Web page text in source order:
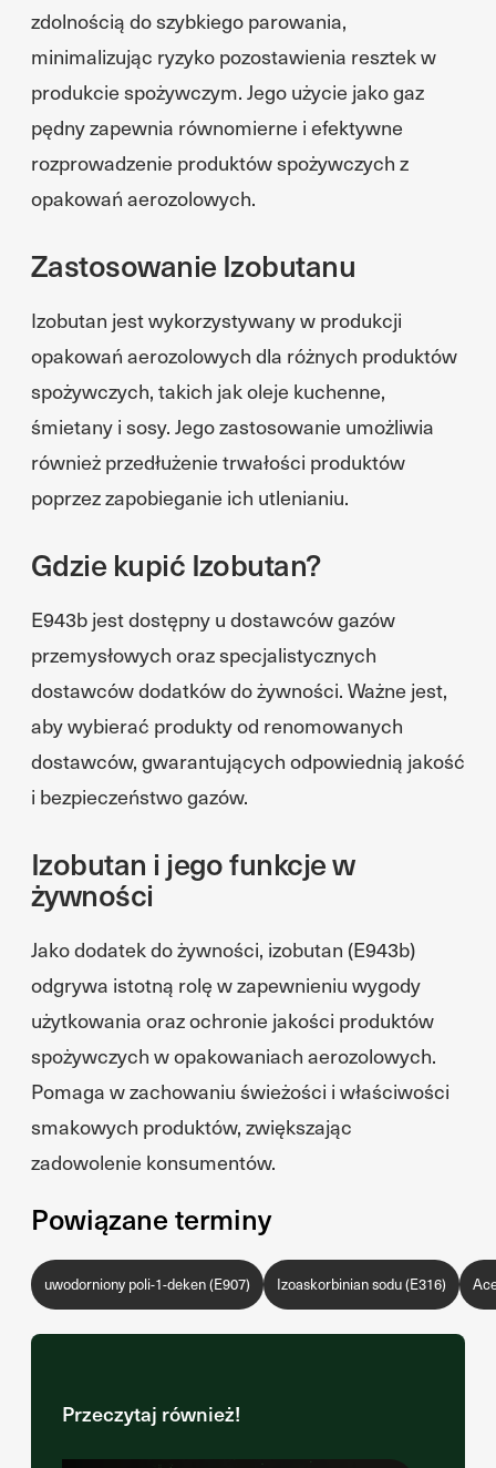
zdolnością do szybkiego parowania,
minimalizując ryzyko pozostawienia resztek w
produkcie spożywczym. Jego użycie jako gaz
pędny zapewnia równomierne i efektywne
rozprowadzenie produktów spożywczych z
opakowań aerozolowych.
Zastosowanie Izobutanu
Izobutan jest wykorzystywany w produkcji
opakowań aerozolowych dla różnych produktów
spożywczych, takich jak oleje kuchenne,
śmietany i sosy. Jego zastosowanie umożliwia
również przedłużenie trwałości produktów
poprzez zapobieganie ich utlenianiu.
Gdzie kupić Izobutan?
E943b jest dostępny u dostawców gazów
przemysłowych oraz specjalistycznych
dostawców dodatków do żywności. Ważne jest,
aby wybierać produkty od renomowanych
dostawców, gwarantujących odpowiednią jakość
i bezpieczeństwo gazów.
Izobutan i jego funkcje w
żywności
Jako dodatek do żywności, izobutan (E943b)
odgrywa istotną rolę w zapewnieniu wygody
użytkowania oraz ochronie jakości produktów
spożywczych w opakowaniach aerozolowych.
Pomaga w zachowaniu świeżości i właściwości
smakowych produktów, zwiększając
zadowolenie konsumentów.
Powiązane terminy
uwodorniony poli-1-deken (E907) Izoaskorbinian sodu (E316)
Przeczytaj również!